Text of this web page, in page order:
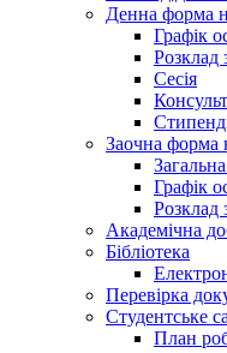
Денна форма
Графік
Розклад
Сесія
Заочна форма
Графік
Розклад
Академічна
Бібліотека
Перевірка
Студентське
План